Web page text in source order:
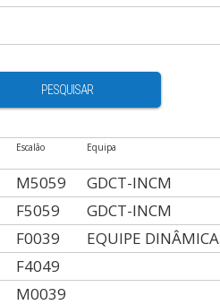
PESQUISAR
Escalão Equipa
M5059 GDCT-INCM
F5059 GDCT-INCM
F0039 EQUIPE DINÂMICA
F4049
M0039